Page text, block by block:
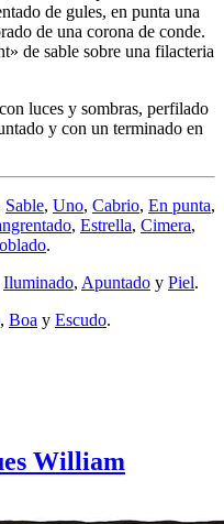
de gules, en punta una
de una corona de conde.
de sable sobre una filacteria
luces y sombras, perfilado
y con un terminado en
Sable, Uno, Cabrio, En punta,
, Estrella, Cimera,
.
Iluminado, Apuntado y Piel.
, Boa y Escudo.
William